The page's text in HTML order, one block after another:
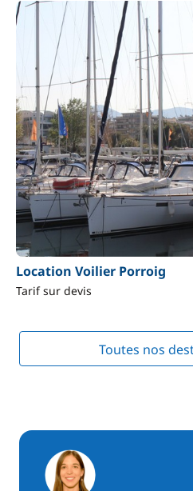
Location Voilier Porroig
Tarif sur devis
Toutes nos